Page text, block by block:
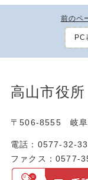
前のペ
PC
高山市役所
〒506-8555 岐
電話：0577-32-
ファクス：0577-